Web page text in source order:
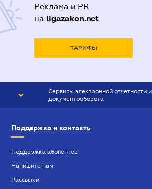
Реклама и PR
на ligazakon.net
ТАРИФЫ
Сервисы электронной отчетности и
документооборота
Поддержка и контакты
Поддержка абонентов
Напишите нам
Рассылки